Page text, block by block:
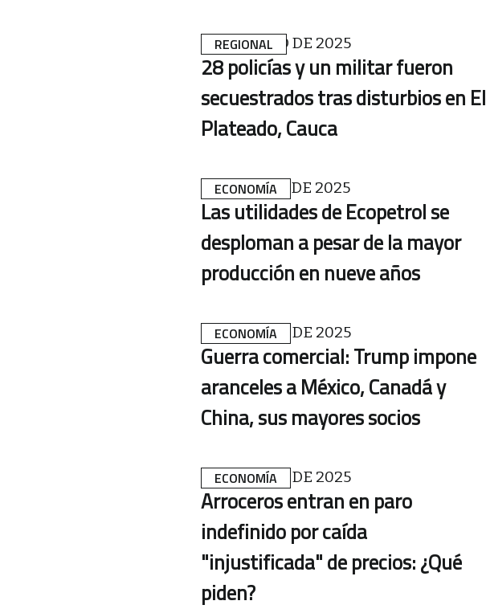
REGIONAL
7 DE MARZO DE 2025
28 policías y un militar fueron
secuestrados tras disturbios en El
Plateado, Cauca
ECONOMÍA
5 DE MARZO DE 2025
Las utilidades de Ecopetrol se
desploman a pesar de la mayor
producción en nueve años
ECONOMÍA
4 DE MARZO DE 2025
Guerra comercial: Trump impone
aranceles a México, Canadá y
China, sus mayores socios
ECONOMÍA
3 DE MARZO DE 2025
Arroceros entran en paro
indefinido por caída
"injustificada" de precios: ¿Qué
piden?